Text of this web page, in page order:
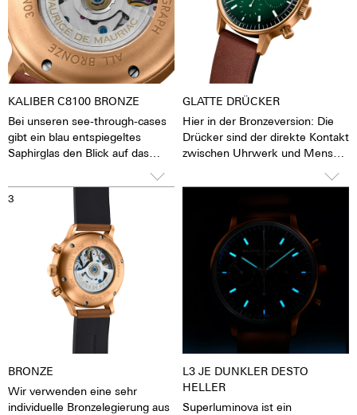
KALIBER C8100 BRONZE
Bei unseren see-through-cases
gibt ein blau entspiegeltes
Saphirglas den Blick auf das
das Gefühl, die Seele des
mechanischen
Automatikwerkes sehen und
fühlen zu können Die Uhr lebt.
Dieses Werk wird speziell nach
unserern Qualitätsansprüchen
von Concepto hergestellt. Es ist
ein Automatik oder auf wunsch
ein Handaufzugswerk mit
Stunden, Minuten und
Zentralsekunde,
Exzenter-Feinregulierung
Etachron, 28.800
Halbschwingungen pro Stunde,
GLATTE DRÜCKER
Hier in der Bronzeversion: Die
Drücker sind der direkte Kontakt
zwischen Uhrwerk und Mensch.
gestartet, beendet und
glatten, unverschraubten
Drücker verleihen der Uhr eine
feine Retroeleganz. Diese wird
durch das hoch gewölbte Glas,
mit dem die Uhr sehr sanft
unter Manschetten gleitet,
unterstrichen.
3
BRONZE
Wir verwenden eine sehr
individuelle Bronzelegierung aus
L3 JE DUNKLER DESTO
HELLER
Superluminova ist ein